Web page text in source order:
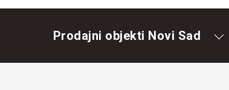
Prodajni objekti Novi Sad